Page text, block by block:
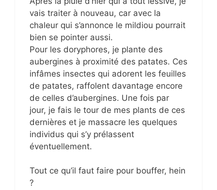
vais traiter à nouveau, car avec la
chaleur qui s’annonce le mildiou pourrait
bien se pointer aussi.
Pour les doryphores, je plante des
aubergines à proximité des patates. Ces
infâmes insectes qui adorent les feuilles
de patates, raffolent davantage encore
de celles d’aubergines. Une fois par
jour, je fais le tour de mes plants de ces
dernières et je massacre les quelques
individus qui s’y prélassent
éventuellement.
Tout ce qu’il faut faire pour bouffer, hein
?